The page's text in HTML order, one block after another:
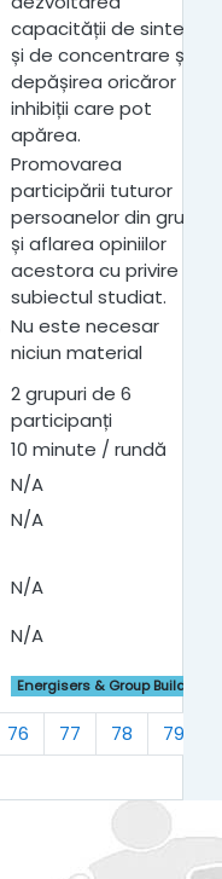
capacității de sinteză
și de concentrare și la
depășirea oricăror
inhibiții care pot
apărea.
Promovarea
participării tuturor
persoanelor din grup
și aflarea opiniilor
acestora cu privire la
subiectul studiat.
Nu este necesar
niciun material
2 grupuri de 6
participanți
10 minute / rundă
N/A
N/A
N/A
N/A
Energisers & Group Building
76 77 78 79